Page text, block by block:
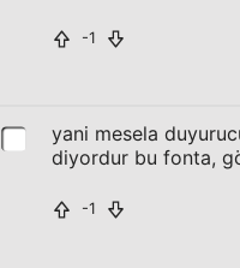
-1
yani mesela
diyordur bu fonta,
-1